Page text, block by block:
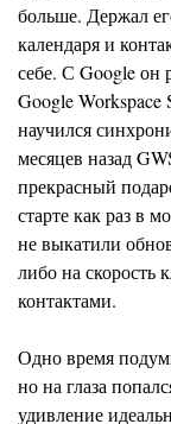
больше. Держал
календаря и
себе. С Google он
Google Workspace
научился
месяцев назад
прекрасный
старте как раз в
не выкатили
либо на скорость
контактами.
Одно время
но на глаза
удивление